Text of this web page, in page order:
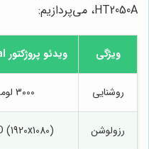
HT2050A، می‌پردازیم:
ویژگی ویدئو پروژکتور X9 Digital
روشنایی 3000 لومن
رزولوشن (1920x1080)